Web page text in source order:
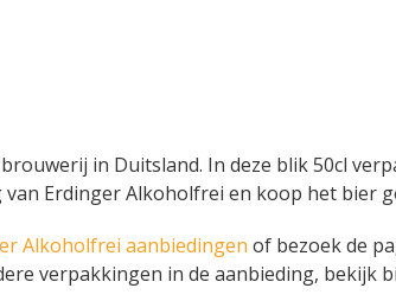
in Duitsland. In deze blik 50cl
Erdinger Alkoholfrei en koop het bier
Alkoholfrei aanbiedingen of bezoek de
verpakkingen in de aanbieding, bekijk